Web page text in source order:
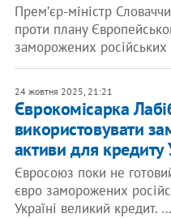
Премʼєр-міністр
проти плану
заморожених російських
24 жовтня 2025, 21:21
Єврокомісарка
використовувати
активи для кредиту
Євросоюз поки не
євро заморожених
Україні великий кредит. …